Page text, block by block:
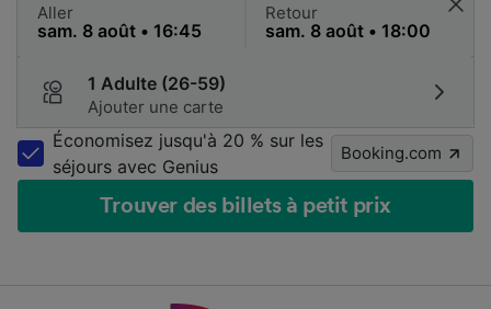
Aller Retour
1 Adulte (26-59)
Ajouter une carte
Économisez jusqu'à 20 % sur les
séjours avec Genius
Booking.com
Trouver des billets à petit prix